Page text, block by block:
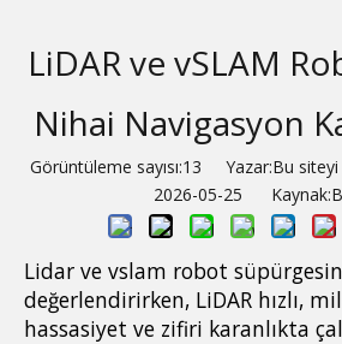
LiDAR ve vSLAM
Nihai Navigasyon
Görüntüleme sayısı:13 Yazar:Bu
2026-05-25 Kaynak:
Lidar ve vslam robot
değerlendirirken, LiDAR hızlı,
hassasiyet ve zifiri karanlıkta